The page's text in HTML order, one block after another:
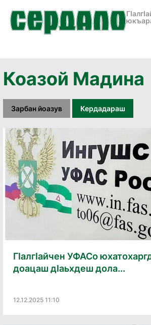
Коазой Мадина
Зарбан йоазув Кердадараш
ГӏалгӀайчен УФАСо
доацаш дӏаьхдеш дола...
12.12.2025 11:10